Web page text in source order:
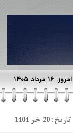
امروز: ۱۶ مرداد ۱۴۰۵